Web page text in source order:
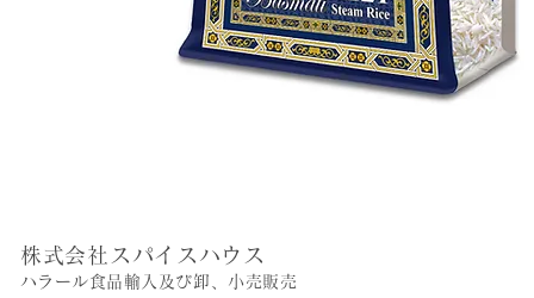
株式会社スパイスハウス
​ハラール食品輸入及び卸、小売販売